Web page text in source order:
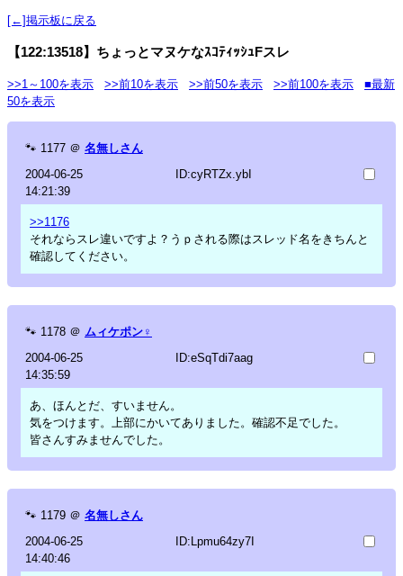
[←]掲示板に戻る
【122:13518】ちょっとマヌケなｽｺﾃｨｯｼｭFスレ
>>1～100を表示 >>前10を表示 >>前50を表示 >>前100を表示
■最新
50を表示
🐾 1177 ＠ 名無しさん
2004-06-25
14:21:39
ID:cyRTZx.ybI
>>1176
それならスレ違いですよ？うｐされる際はスレッド名をきちんと
確認してください。
🐾 1178 ＠ ムィケポン♀
2004-06-25
14:35:59
ID:eSqTdi7aag
あ、ほんとだ、すいません。
気をつけます。上部にかいてありました。確認不足でした。
皆さんすみませんでした。
🐾 1179 ＠ 名無しさん
2004-06-25
14:40:46
ID:Lpmu64zy7I